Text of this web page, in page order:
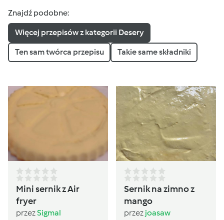
Znajdź podobne:
Więcej przepisów z kategorii Desery
Ten sam twórca przepisu Takie same składniki
Mini sernik z Air
fryer
przezSigmal
Sernik na zimno z
mango
przez joasaw